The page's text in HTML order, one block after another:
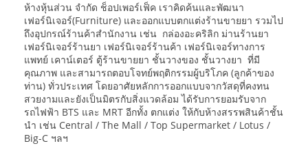
ห้างหุ้นส่วน จำกัด ช็อปเพอร์เฟ็ค เราคิดค้นและพัฒนา
เฟอร์นิเจอร์(Furniture) และออกแบบตกแต่งร้านขายยา รวมไป
ถึงอุปกรณ์ร้านค้าสำนักงาน เช่น กล่องอะคริลิก ม่านร้านยา
เฟอร์นิเจอร์ร้านยา เฟอร์นิเจอร์ร้านค้า เฟอร์นิเจอร์ทางการ
แพทย์ เคาน์เตอร์ ตู้ร้านขายยา ชั้นวางของ ชั้นวางยา ที่มี
คุณภาพ และสามารถตอบโจทย์พฤติกรรมผู้บริโภค (ลูกค้าของ
ท่าน) ทั่วประเทศ โดยอาศัยหลักการออกแบบจากวัสดุที่คงทน
สวยงามและยังเป็นมิตรกับสิ่งแวดล้อม ได้รับการยอมรับจาก
รถไฟฟ้า BTS และ MRT อีกทั้ง ตกแต่ง ให้กับห้างสรรพสินค้าชั้น
นำ เช่น Central / The Mall / Top Supermarket / Lotus /
Big-C ฯลฯ